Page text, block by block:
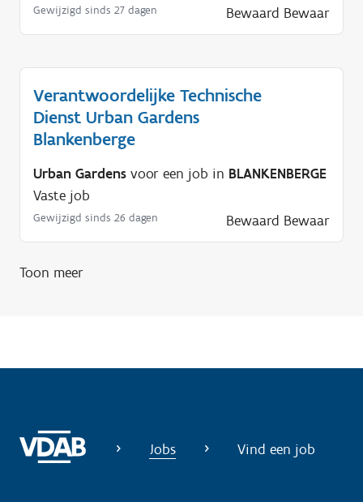
d
Gewijzigd sinds 27 dagen Bewaard Bewaar
Verantwoordelijke Technische
Dienst Urban Gardens
Blankenberge
Urban Gardens voor een job in BLANKENBERGE
Vaste job
Gewijzigd sinds 26 dagen Bewaard Bewaar
Toon meer
Jobs Vind een job